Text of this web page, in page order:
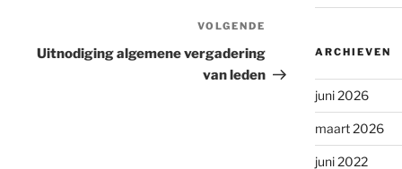
bericht
VOLGENDE
Uitnodiging algemene vergadering
van leden
ARCHIEVEN
juni 2026
maart 2026
juni 2022